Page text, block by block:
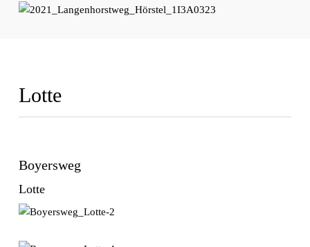
Lotte
Boyersweg
Lotte